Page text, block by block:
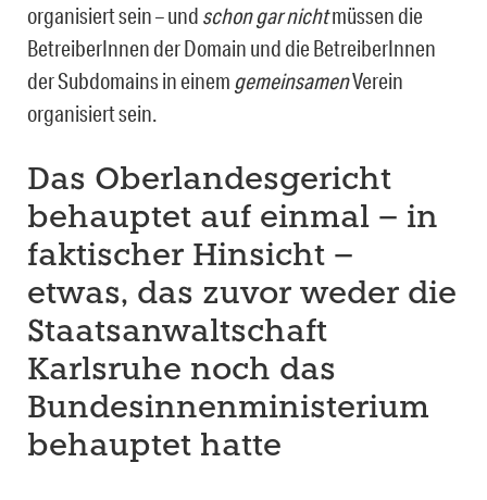
organisiert sein – und schon gar nichtmüssen die
BetreiberInnen der Domain und die BetreiberInnen
der Sub­domains in einem gemeinsamenVerein
organisiert sein.
Das Oberlandesgericht
behauptet auf einmal – in
faktischer Hinsicht –
etwas, das zuvor weder die
Staatsanwaltschaft
Karlsruhe noch das
Bundesinnenministerium
behauptet hatte